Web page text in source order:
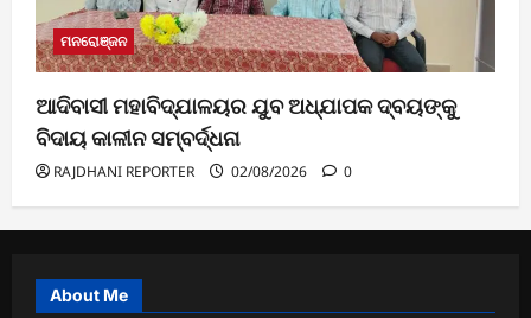
ମନରୋଞ୍ଜନ
ଆଦିବାସୀ ମହାବିଦ୍ଯାଳୟର ଯୁବ ଅଧ୍ଯାପକ ଦ୍ବୟଙ୍କୁ
ବିଦାୟ କାଳୀନ ସମ୍ବର୍ଦ୍ଧନା
RAJDHANI REPORTER 02/08/2026 0
About Me